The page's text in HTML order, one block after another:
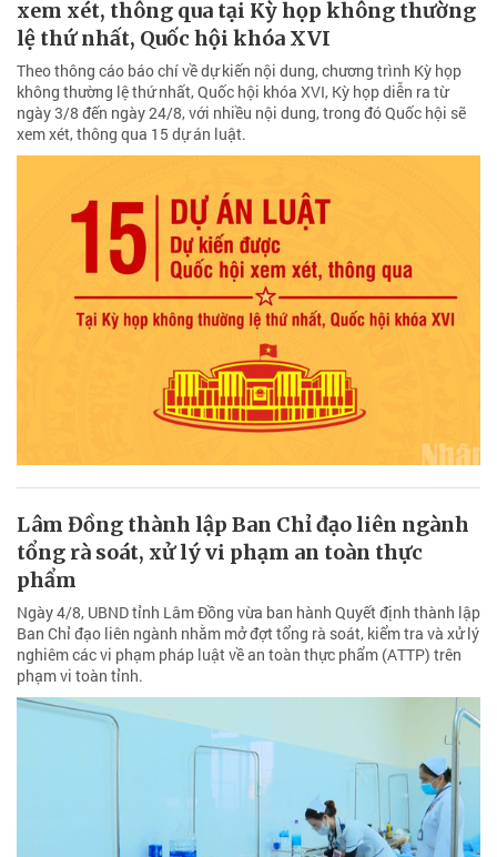
xem xét, thông qua tại Kỳ họp không thường
lệ thứ nhất, Quốc hội khóa XVI
Theo thông cáo báo chí về dự kiến nội dung, chương trình Kỳ họp
không thường lệ thứ nhất, Quốc hội khóa XVI, Kỳ họp diễn ra từ
ngày 3/8 đến ngày 24/8, với nhiều nội dung, trong đó Quốc hội sẽ
xem xét, thông qua 15 dự án luật.
Lâm Đồng thành lập Ban Chỉ đạo liên ngành
tổng rà soát, xử lý vi phạm an toàn thực
phẩm
Ngày 4/8, UBND tỉnh Lâm Đồng vừa ban hành Quyết định thành lập
Ban Chỉ đạo liên ngành nhằm mở đợt tổng rà soát, kiểm tra và xử lý
nghiêm các vi phạm pháp luật về an toàn thực phẩm (ATTP) trên
phạm vi toàn tỉnh.